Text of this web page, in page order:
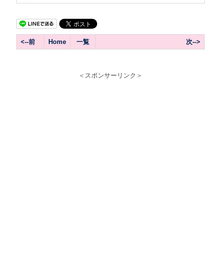
<--前 Home 一覧 次-->
＜スポンサーリンク＞